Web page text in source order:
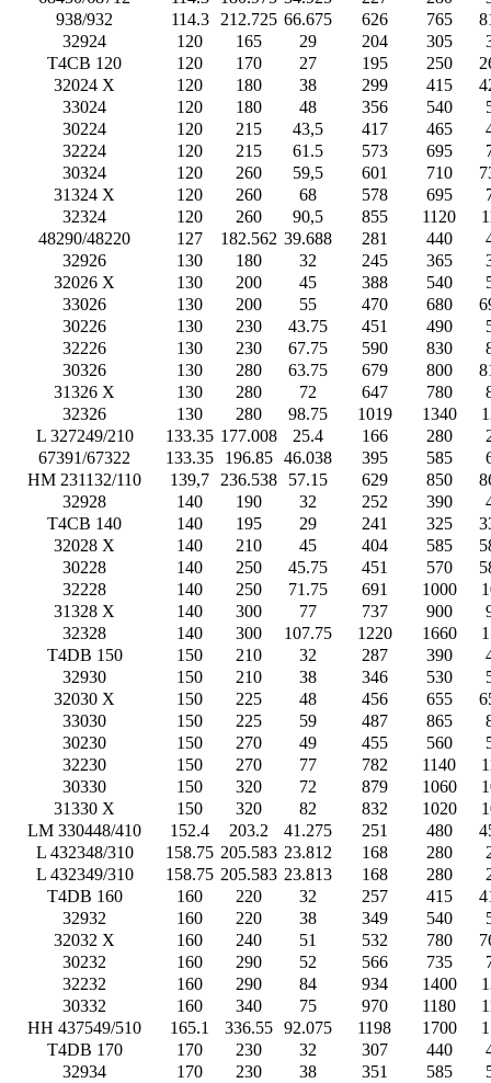
938/932
114.3 212.725 66.675 626 765
32924
120 165 29 204 305
T4CB 120
120 170 27 195 250
32024 X
120 180 38 299 415
33024
120 180 48 356 540
30224
120 215 43,5 417 465
32224
120 215 61.5 573 695
30324
120 260 59,5 601 710
31324 X
120 260 68 578 695
32324
120 260 90,5 855 1120
48290/48220
127 182.562 39.688 281 440
32926
130 180 32 245 365
32026 X
130 200 45 388 540
33026
130 200 55 470 680
30226
130 230 43.75 451 490
32226
130 230 67.75 590 830
30326
130 280 63.75 679 800
31326 X
130 280 72 647 780
32326
130 280 98.75 1019 1340
L 327249/210
133.35 177.008 25.4 166 280
67391/67322
133.35 196.85 46.038 395 585
HM 231132/110
139,7 236.538 57.15 629 850
32928
140 190 32 252 390
T4CB 140
140 195 29 241 325
32028 X
140 210 45 404 585
30228
140 250 45.75 451 570
32228
140 250 71.75 691 1000
31328 X
140 300 77 737 900
32328
140 300 107.75 1220 1660
T4DB 150
150 210 32 287 390
32930
150 210 38 346 530
32030 X
150 225 48 456 655
33030
150 225 59 487 865
30230
150 270 49 455 560
32230
150 270 77 782 1140
30330
150 320 72 879 1060
31330 X
150 320 82 832 1020
LM 330448/410
152.4 203.2 41.275 251 480
L 432348/310
158.75 205.583 23.812 168 280
L 432349/310
158.75 205.583 23.813 168 280
T4DB 160
160 220 32 257 415
32932
160 220 38 349 540
32032 X
160 240 51 532 780
30232
160 290 52 566 735
32232
160 290 84 934 1400
30332
160 340 75 970 1180
HH 437549/510
165.1 336.55 92.075 1198 1700
T4DB 170
170 230 32 307 440
32934
170 230 38 351 585